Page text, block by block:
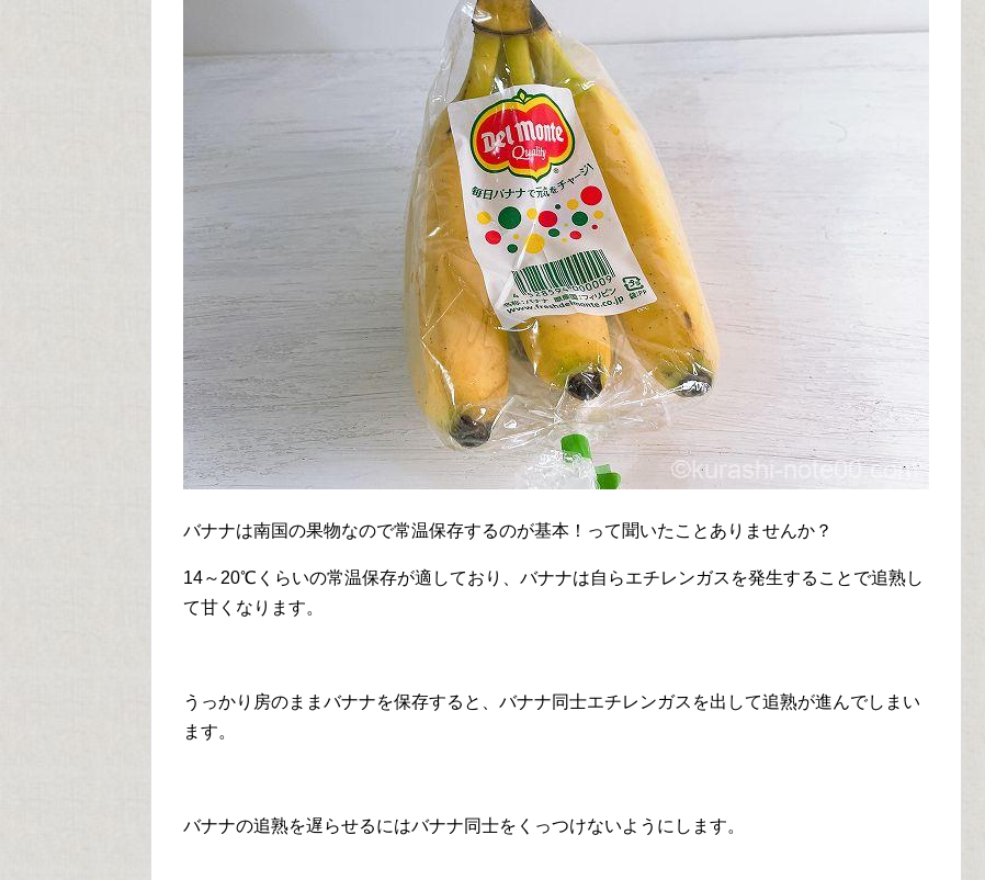
バナナは南国の果物なので常温保存するのが基本！って聞いたことありませんか？
14～20℃くらいの常温保存が適しており、バナナは自らエチレンガスを発生することで追熟し
て甘くなります。
うっかり房のままバナナを保存すると、バナナ同士エチレンガスを出して追熟が進んでしまい
ます。
バナナの追熟を遅らせるにはバナナ同士をくっつけないようにします。